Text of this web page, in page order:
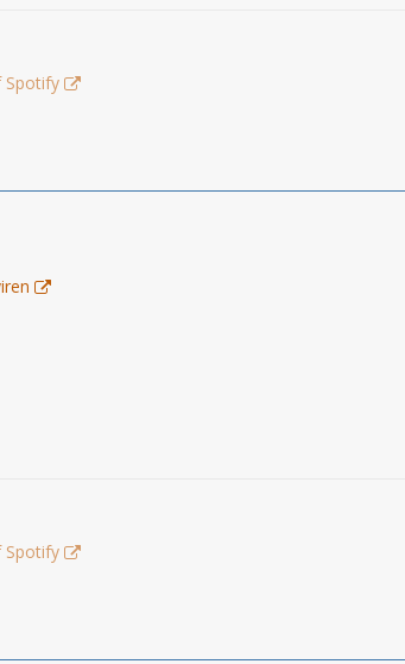
Spotify
Spotify